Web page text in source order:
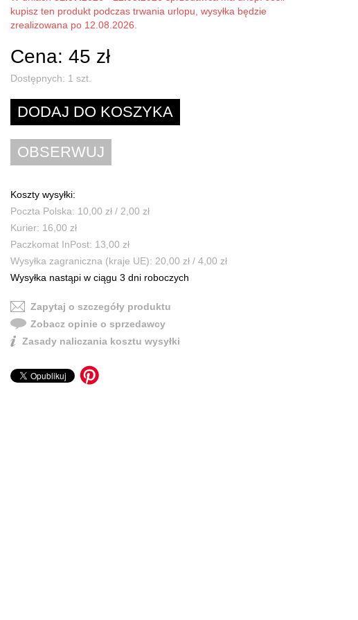
kupisz ten produkt podczas trwania urlopu, wysyłka będzie
zrealizowana po 12.08.2026.
Cena: 45 zł
Dostępnych: 1 szt.
Koszty wysyłki:
Poczta Polska: 10,00 zł / 2,00 zł
Kurier: 16,00 zł
Paczkomat InPost: 13,00 zł
Wysyłka zagraniczna (kraje UE): 20,00 zł / 4,00 zł
Wysyłka nastąpi w ciągu 3 dni roboczych
Zapytaj o szczegóły produktu
Zobacz opinie o sprzedawcy
Zasady naliczania kosztu wysyłki